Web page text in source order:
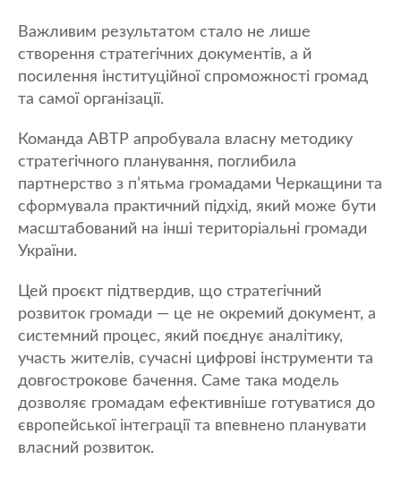
Важливим результатом стало не лише
створення стратегічних документів, а й
посилення інституційної спроможності громад
та самої організації.
Команда АВТР апробувала власну методику
стратегічного планування, поглибила
партнерство з п’ятьма громадами Черкащини та
сформувала практичний підхід, який може бути
масштабований на інші територіальні громади
України.
Цей проєкт підтвердив, що стратегічний
розвиток громади — це не окремий документ, а
системний процес, який поєднує аналітику,
участь жителів, сучасні цифрові інструменти та
довгострокове бачення. Саме така модель
дозволяє громадам ефективніше готуватися до
європейської інтеграції та впевнено планувати
власний розвиток.